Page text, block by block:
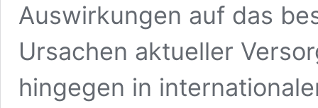
Auswirkungen auf das
Ursachen aktueller
hingegen in